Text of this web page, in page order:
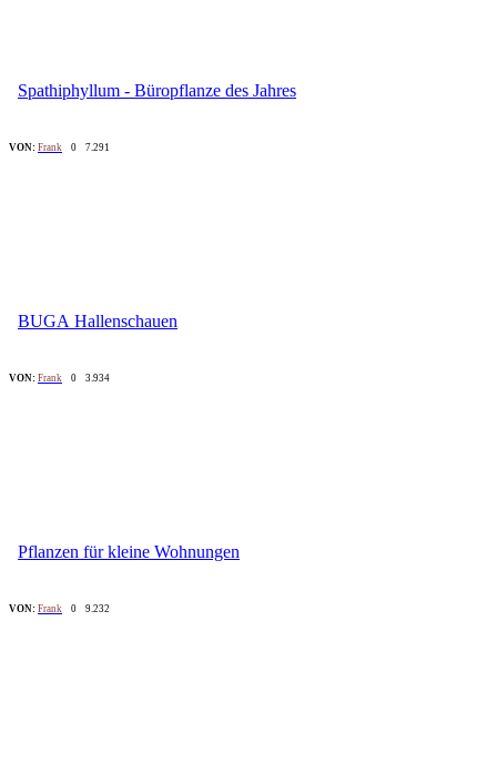
Spathiphyllum - Büropflanze des Jahres
VON: Frank 0 7.291
BUGA Hallenschauen
VON: Frank 0 3.934
Pflanzen für kleine Wohnungen
VON: Frank 0 9.232